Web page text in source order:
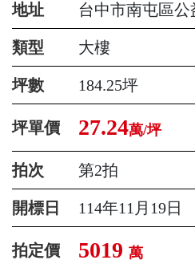
地址 台中市南屯區公
類型 大樓
坪數 184.25坪
坪單價 27.24萬/坪
拍次 第2拍
開標日 114年11月19日
拍定價 5019 萬